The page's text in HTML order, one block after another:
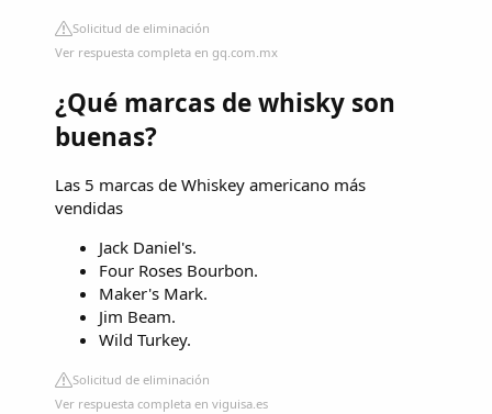
Solicitud de eliminación
Ver respuesta completa en gq.com.mx
¿Qué marcas de whisky son
buenas?
Las 5 marcas de Whiskey americano más
vendidas
Jack Daniel's.
Four Roses Bourbon.
Maker's Mark.
Jim Beam.
Wild Turkey.
Solicitud de eliminación
Ver respuesta completa en viguisa.es